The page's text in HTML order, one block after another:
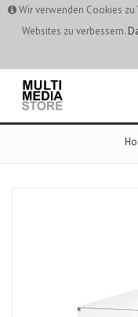
Wir verwenden Cookies
Websites zu verbessern.